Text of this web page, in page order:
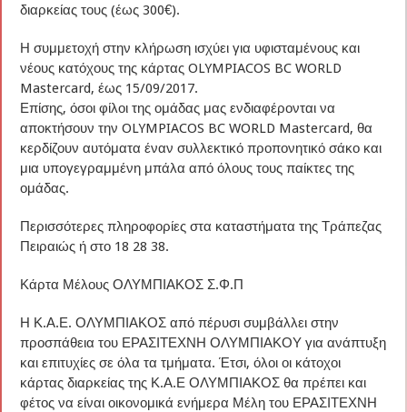
διαρκείας τους (έως 300€).
Η συμμετοχή στην κλήρωση ισχύει για υφισταμένους και
νέους κατόχους της κάρτας OLYMPIACOS BC WORLD
Mastercard, έως 15/09/2017.
Επίσης, όσοι φίλοι της ομάδας μας ενδιαφέρονται να
αποκτήσουν την OLYMPIACOS BC WORLD Mastercard, θα
κερδίζουν αυτόματα έναν συλλεκτικό προπονητικό σάκο και
μια υπογεγραμμένη μπάλα από όλους τους παίκτες της
ομάδας.
Περισσότερες πληροφορίες στα καταστήματα της Τράπεζας
Πειραιώς ή στο 18 28 38.
Κάρτα Μέλους ΟΛΥΜΠΙΑΚΟΣ Σ.Φ.Π
Η Κ.Α.Ε. ΟΛΥΜΠΙΑΚΟΣ από πέρυσι συμβάλλει στην
προσπάθεια του ΕΡΑΣΙΤΕΧΝΗ ΟΛΥΜΠΙΑΚΟΥ για ανάπτυξη
και επιτυχίες σε όλα τα τμήματα. Έτσι, όλοι οι κάτοχοι
κάρτας διαρκείας της Κ.Α.Ε ΟΛΥΜΠΙΑΚΟΣ θα πρέπει και
φέτος να είναι οικονομικά ενήμερα Μέλη του ΕΡΑΣΙΤΕΧΝΗ